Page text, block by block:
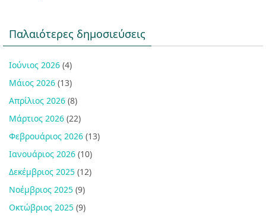
Παλαιότερες δημοσιεύσεις
Ιούνιος 2026 (4)
Μάιος 2026 (13)
Απρίλιος 2026 (8)
Μάρτιος 2026 (22)
Φεβρουάριος 2026 (13)
Ιανουάριος 2026 (10)
Δεκέμβριος 2025 (12)
Νοέμβριος 2025 (9)
Οκτώβριος 2025 (9)